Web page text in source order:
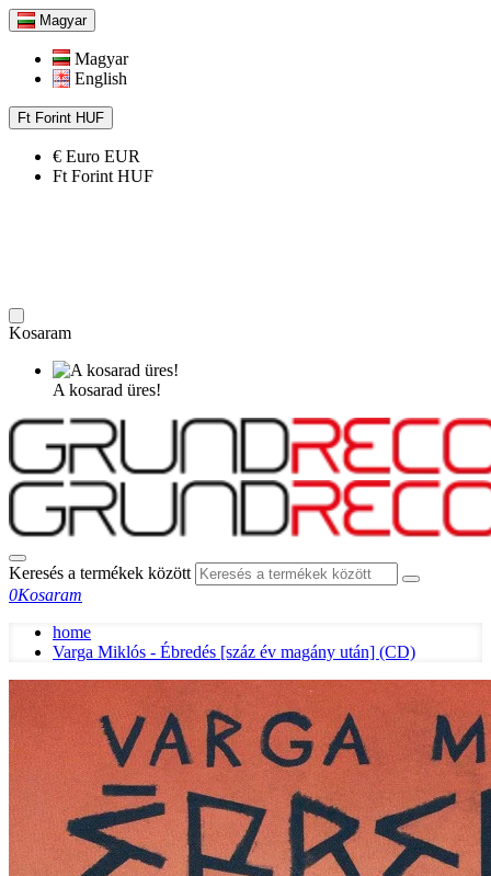
Magyar
Magyar
English
Ft Forint HUF
€ Euro EUR
Ft Forint HUF
Kosaram
A kosarad üres!
Keresés a termékek között
0Kosaram
home
Varga Miklós - Ébredés [száz év magány után] (CD)